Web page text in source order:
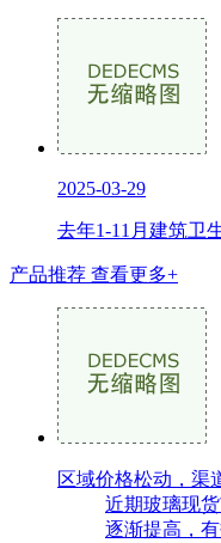
2025-03-29
去年1-11月建筑卫
产品推荐 查看更多+
区域价格松动，渠
近期玻璃现
逐渐提高，